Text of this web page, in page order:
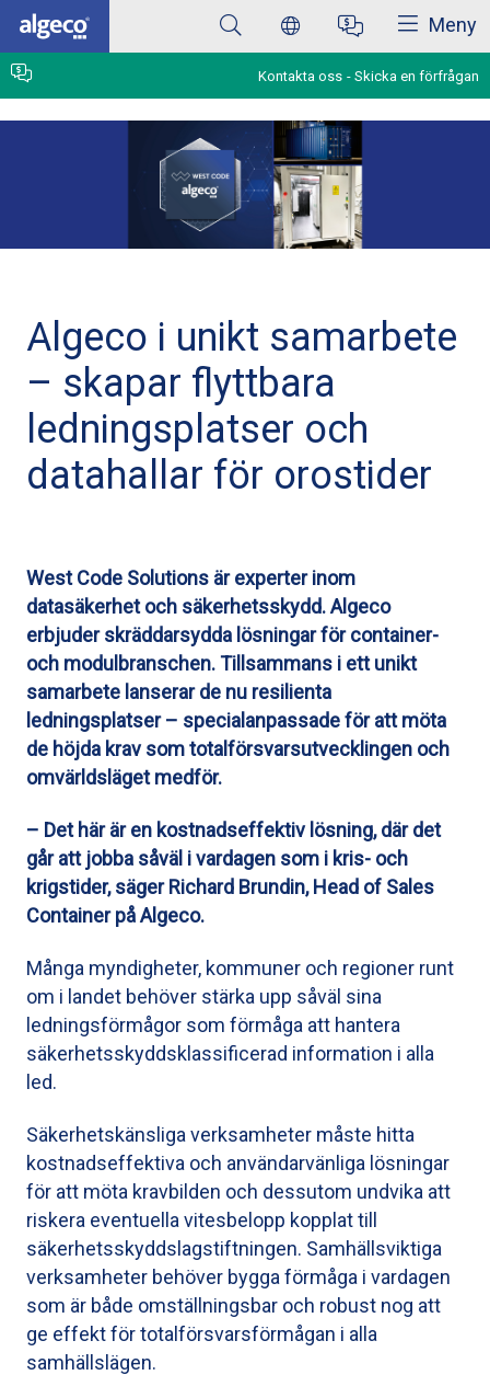
Hoppa
huvudinnehåll
Meny
Kontakta oss Skicka en förfrågan
Algeco i unikt samarbete
– skapar flyttbara
ledningsplatser och
datahallar för orostider
West Code Solutions är experter inom
datasäkerhet och säkerhetsskydd. Algeco
erbjuder skräddarsydda lösningar för container-
och modulbranschen. Tillsammans i ett unikt
samarbete lanserar de nu resilienta
ledningsplatser – specialanpassade för att möta
de höjda krav som totalförsvarsutvecklingen och
omvärldsläget medför.
– Det här är en kostnadseffektiv lösning, där det
går att jobba såväl i vardagen som i kris- och
krigstider, säger Richard Brundin, Head of Sales
Container på Algeco.
Många myndigheter, kommuner och regioner runt
om i landet behöver stärka upp såväl sina
ledningsförmågor som förmåga att hantera
säkerhetsskyddsklassificerad information i alla
led.
Säkerhetskänsliga verksamheter måste hitta
kostnadseffektiva och användarvänliga lösningar
för att möta kravbilden och dessutom undvika att
riskera eventuella vitesbelopp kopplat till
säkerhetsskyddslagstiftningen. Samhällsviktiga
verksamheter behöver bygga förmåga i vardagen
som är både omställningsbar och robust nog att
ge effekt för totalförsvarsförmågan i alla
samhällslägen.